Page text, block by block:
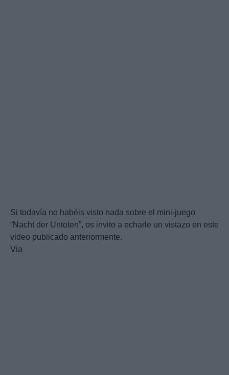
Si todavía no habéis visto nada sobre el mini-juego
“Nacht der Untoten”, os invito a echarle un vistazo en este
video publicado anteriormente.
Via